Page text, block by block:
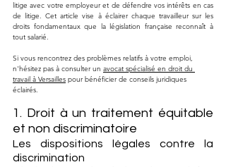
litige avec votre employeur et de défendre vos intérêts en cas
de litige. Cet article vise à éclairer chaque travailleur sur les
droits fondamentaux que la législation française reconnaît à
tout salarié.
Si vous rencontrez des problèmes relatifs à votre emploi,
n'hésitez pas à consulter un avocat spécialisé en droit du
travail à Versailles pour bénéficier de conseils juridiques
éclairés.
1. Droit à un traitement équitable
et non discriminatoire
Les dispositions légales contre la
discrimination